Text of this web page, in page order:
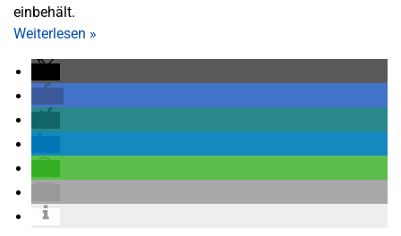
einbehält.
Weiterlesen »